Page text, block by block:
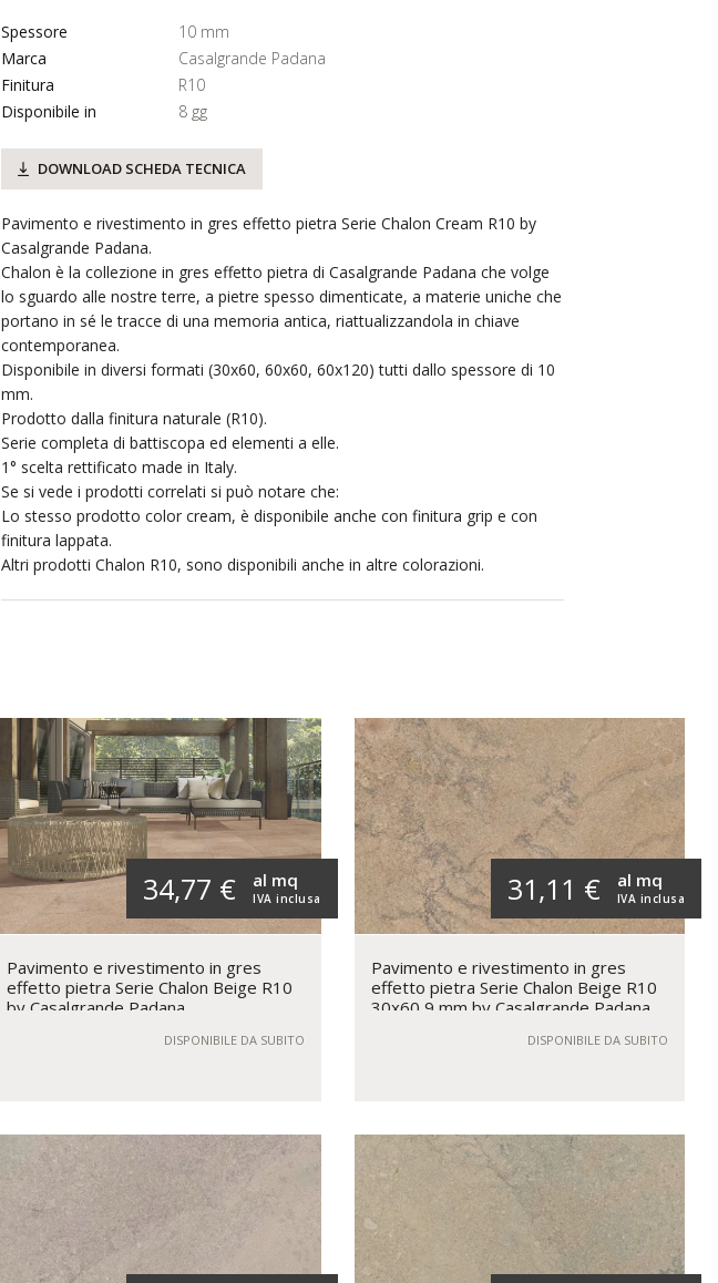
Spessore
10 mm
Marca
Casalgrande Padana
Finitura
R10
Disponibile in
8 gg
DOWNLOAD SCHEDA TECNICA
Pavimento e rivestimento in gres effetto pietra Serie Chalon Cream R10 by
Casalgrande Padana.
Chalon è la collezione in gres effetto pietra di Casalgrande Padana che volge
lo sguardo alle nostre terre, a pietre spesso dimenticate, a materie uniche che
portano in sé le tracce di una memoria antica, riattualizzandola in chiave
contemporanea.
Disponibile in diversi formati (30x60, 60x60, 60x120) tutti dallo spessore di 10
mm.
Prodotto dalla finitura naturale (R10).
Serie completa di battiscopa ed elementi a elle.
1° scelta rettificato made in Italy.
Se si vede i prodotti correlati si può notare che:
Lo stesso prodotto color cream, è disponibile anche con finitura grip e con
finitura lappata.
Altri prodotti Chalon R10, sono disponibili anche in altre colorazioni.
34,77 € IVA inclusa
al mq
Pavimento e rivestimento in gres
effetto pietra Serie Chalon Beige R10
by Casalgrande Padana
DISPONIBILE DA SUBITO
31,11 € IVA inclusa
al mq
Pavimento e rivestimento in gres
effetto pietra Serie Chalon Beige R10
30x60 9 mm by Casalgrande Padana
DISPONIBILE DA SUBITO